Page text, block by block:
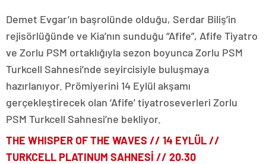
Demet Evgar’ın başrolünde olduğu, Serdar Biliş’in
rejisörlüğünde ve Kia’nın sunduğu “Afife”, Afife Tiyatro
ve Zorlu PSM ortaklığıyla sezon boyunca Zorlu PSM
Turkcell Sahnesi’nde seyircisiyle buluşmaya
hazırlanıyor. Prömiyerini 14 Eylül akşamı
gerçekleştirecek olan ‘Afife’ tiyatroseverleri Zorlu
PSM Turkcell Sahnesi’ne bekliyor.
THE WHISPER OF THE WAVES // 14 EYLÜL//
TURKCELL PLATINUM SAHNESİ // 20.30